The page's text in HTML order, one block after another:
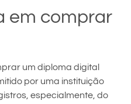
em comprar
um diploma digital
por uma instituição
especialmente, do